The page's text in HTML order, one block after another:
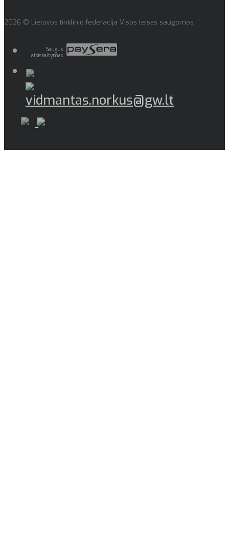
2026 © Lietuvos tinklinio federacija Visos teisės saugomos
Saugus
atsiskaitymas